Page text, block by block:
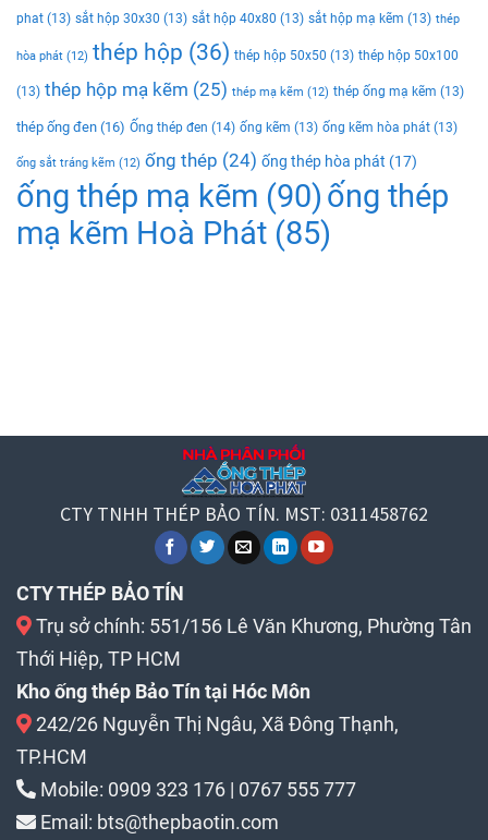
phat (13) sắt hộp 30x30 (13) sắt hộp 40x80 (13) sắt hộp mạ kẽm (13) thép
hòa phát (12) thép hộp (36) thép hộp 50x50 (13) thép hộp 50x100
(13) thép hộp mạ kẽm (25) thép mạ kẽm (12) thép ống mạ kẽm (13)
thép ống đen (16) Ống thép đen (14) ống kẽm (13) ống kẽm hòa phát (13)
ống sắt tráng kẽm (12) ống thép (24) ống thép hòa phát (17)
ống thép mạ kẽm (90) ống thép
mạ kẽm Hoà Phát (85)
CTY TNHH THÉP BẢO TÍN. MST: 0311458762
CTY THÉP BẢO TÍN
Trụ sở chính: 551/156 Lê Văn Khương, Phường Tân
Thới Hiệp, TP HCM
Kho ống thép Bảo Tín tại Hóc Môn
242/26 Nguyễn Thị Ngâu, Xã Đông Thạnh,
TP.HCM
Mobile: 0909 323 176 | 0767 555 777
Email: bts@thepbaotin.com